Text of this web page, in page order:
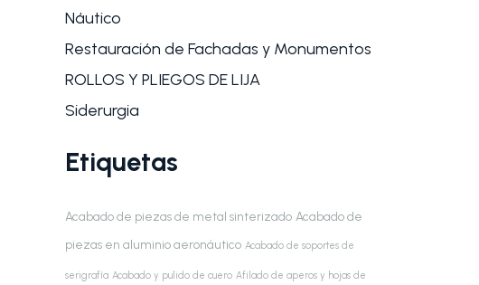
Náutico
Restauración de Fachadas y Monumentos
ROLLOS Y PLIEGOS DE LIJA
Siderurgia
Etiquetas
Acabado de piezas de metal sinterizado Acabado de
piezas en aluminio aeronáutico Acabado de soportes de
serigrafía Acabado y pulido de cuero Afilado de aperos y hojas de